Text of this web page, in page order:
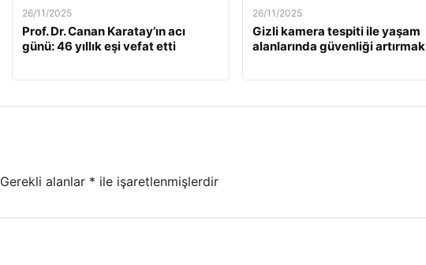
26/11/2025
Prof. Dr. Canan Karatay’ın acı
günü: 46 yıllık eşi vefat etti
26/11/2025
Gizli kamera tespiti ile yaşam
alanlarında güvenliği artırmak
Gerekli alanlar * ile işaretlenmişlerdir